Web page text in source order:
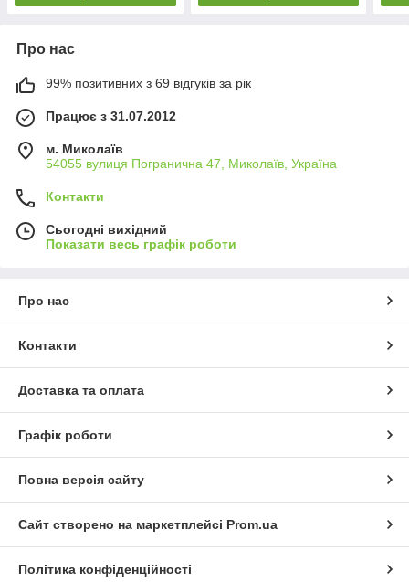
Про нас
99% позитивних з 69 відгуків за рік
Працює з 31.07.2012
м. Миколаїв
54055 вулиця Погранична 47, Миколаїв, Україна
Контакти
Сьогодні вихідний
Показати весь графік роботи
Про нас
Контакти
Доставка та оплата
Графік роботи
Повна версія сайту
Сайт створено на маркетплейсі Prom.ua
Політика конфіденційності